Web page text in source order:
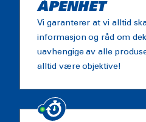
ÅPENHET
Vi garanterer at vi alltid
informasjon og råd om
uavhengige av alle
alltid være objektive!